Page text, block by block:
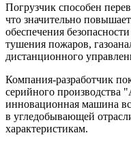
Погрузчик способен
что значительно
обеспечения
тушения пожаров,
дистанционного
Компания-разработчик
серийного производства
инновационная машина
в угледобывающей
характеристикам.